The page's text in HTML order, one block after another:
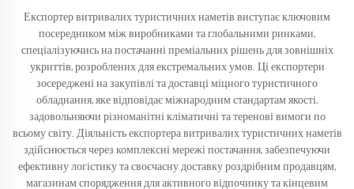
Експортер витривалих туристичних наметів виступає ключовим
посередником між виробниками та глобальними ринками,
спеціалізуючись на постачанні преміальних рішень для зовнішніх
укриттів, розроблених для екстремальних умов. Ці експортери
зосереджені на закупівлі та доставці міцного туристичного
обладнання, яке відповідає міжнародним стандартам якості,
задовольняючи різноманітні кліматичні та теренові вимоги по
всьому світу. Діяльність експортера витривалих туристичних наметів
здійснюється через комплексні мережі постачання, забезпечуючи
ефективну логістику та своєчасну доставку роздрібним продавцям,
магазинам спорядження для активного відпочинку та кінцевим